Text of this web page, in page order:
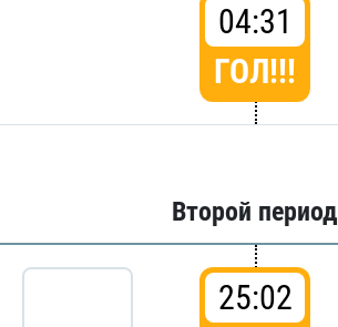
04:31
ГОЛ!!!
Второй период
25:02